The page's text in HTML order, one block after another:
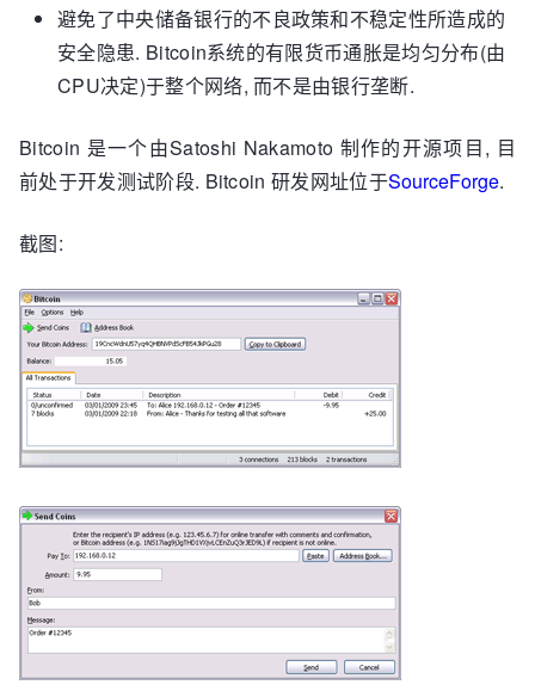
避免了中央储备银行的不良政策和不稳定性所造成的
安全隐患. Bitcoin系统的有限货币通胀是均匀分布(由
CPU决定)于整个网络, 而不是由银行垄断.
Bitcoin 是一个由Satoshi Nakamoto 制作的开源项目, 目
前处于开发测试阶段. Bitcoin 研发网址位于SourceForge.
截图: